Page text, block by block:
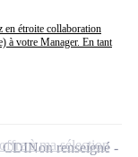
en étroite collaboration
à votre Manager. En tant
CDINon renseigné
à ma sélection